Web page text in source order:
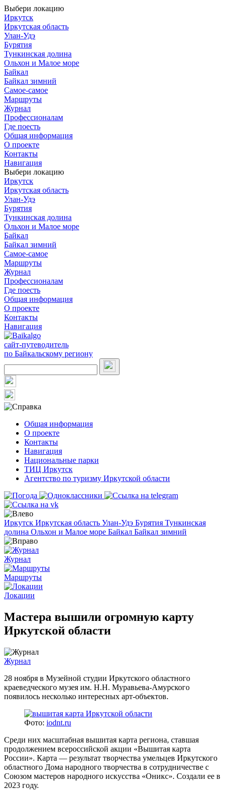
Выбери локацию
Иркутск
Иркутская область
Улан-Удэ
Бурятия
Тункинская долина
Ольхон и Малое море
Байкал
Байкал зимний
Самое-самое
Маршруты
Журнал
Профессионалам
Где поесть
Общая информация
О проекте
Контакты
Навигация
Выбери локацию
Иркутск
Иркутская область
Улан-Удэ
Бурятия
Тункинская долина
Ольхон и Малое море
Байкал
Байкал зимний
Самое-самое
Маршруты
Журнал
Профессионалам
Где поесть
Общая информация
О проекте
Контакты
Навигация
сайт-путеводитель
по Байкальскому региону
Общая информация
О проекте
Контакты
Навигация
Национальные парки
ТИЦ Иркутск
Агентство по туризму Иркутской области
Иркутск Иркутская область Улан-Удэ Бурятия Тункинская
долина Ольхон и Малое море Байкал Байкал зимний
Журнал
Маршруты
Локации
Мастера вышили огромную карту
Иркутской области
Журнал
28 ноября в Музейной студии Иркутского областного
краеведческого музея им. Н.Н. Муравьева-Амурского
появилось несколько интересных арт-объектов.
Фото: iodnt.ru
Среди них масштабная вышитая карта региона, ставшая
продолжением всероссийской акции «Вышитая карта
России». Карта — результат творчества умельцев Иркутского
областного Дома народного творчества в сотрудничестве с
Союзом мастеров народного искусства «Оникс». Создали ее в
2023 году.